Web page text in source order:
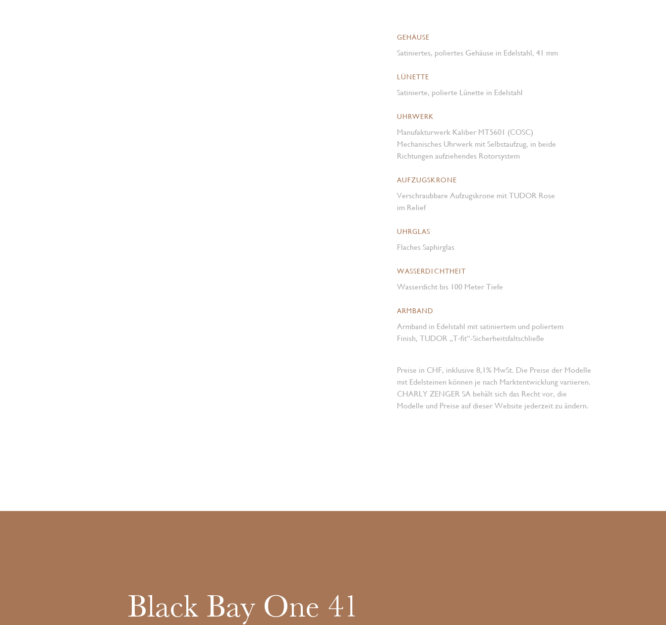
GEHÄUSE
Satiniertes, poliertes Gehäuse in Edelstahl, 41 mm
LÜNETTE
Satinierte, polierte Lünette in Edelstahl
UHRWERK
Manufakturwerk Kaliber MT5601 (COSC)
Mechanisches Uhrwerk mit Selbstaufzug, in beide
Richtungen aufziehendes Rotorsystem
AUFZUGSKRONE
Verschraubbare Aufzugskrone mit TUDOR Rose
im Relief
UHRGLAS
Flaches Saphirglas
WASSERDICHTHEIT
Wasserdicht bis 100 Meter Tiefe
ARMBAND
Armband in Edelstahl mit satiniertem und poliertem
Finish, TUDOR „T‑fit“-Sicherheitsfaltschließe
Preise in CHF, inklusive 8,1% MwSt. Die Preise der Modelle
mit Edelsteinen können je nach Marktentwicklung variieren.
CHARLY ZENGER SA behält sich das Recht vor, die
Modelle und Preise auf dieser Website jederzeit zu ändern.
Black Bay One 41